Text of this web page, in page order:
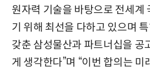
원자력 기술을 바탕으로 전세계
기 위해 최선을 다하고 있으며
갖춘 삼성물산과 파트너십을 공
게 생각한다”며 “이번 합의는 미